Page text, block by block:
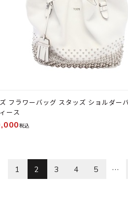
フラワーバッグ スタッズ ショルダー
ース
税込
1 2 3 4 5 …